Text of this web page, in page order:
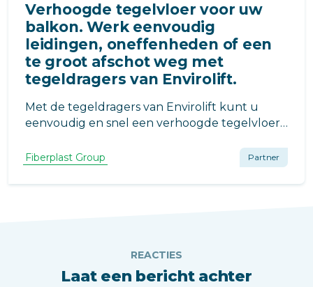
Verhoogde tegelvloer voor uw
balkon. Werk eenvoudig
leidingen, oneffenheden of een
te groot afschot weg met
tegeldragers van Envirolift.
Met de tegeldragers van Envirolift kunt u
eenvoudig en snel een verhoogde tegelvloer
gebruik te nemen en zeer bestendig tegen
Fiberplast Group Partner
REACTIES
Laat een bericht achter